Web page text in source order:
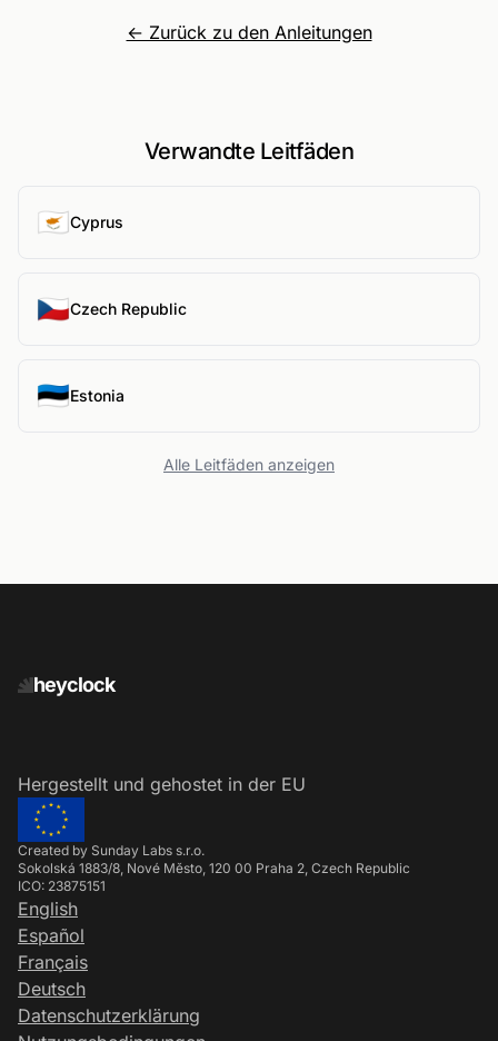
← Zurück zu den Anleitungen
Verwandte Leitfäden
🇨🇾Cyprus
🇨🇿Czech Republic
🇪🇪Estonia
Alle Leitfäden anzeigen
heyclock
Hergestellt und gehostet in der EU
Created by Sunday Labs s.r.o.
Sokolská 1883/8, Nové Město, 120 00 Praha 2, Czech Republic
ICO: 23875151
English
Español
Français
Deutsch
Datenschutzerklärung